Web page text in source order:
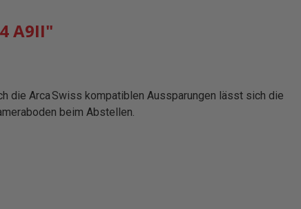
A9II"
die Arca Swiss kompatiblen Aussparungen lässt sich die
beim Abstellen.